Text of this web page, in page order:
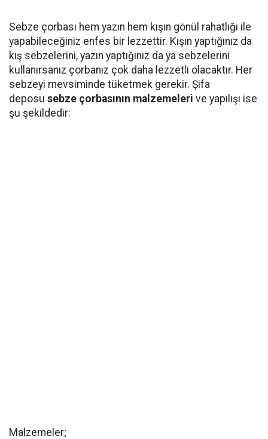
Sebze çorbası hem yazın hem kışın gönül rahatlığı ile
yapabileceğiniz enfes bir lezzettir. Kışın yaptığınız da
kış sebzelerini, yazın yaptığınız da ya sebzelerini
kullanırsanız çorbanız çok daha lezzetli olacaktır. Her
sebzeyi mevsiminde tüketmek gerekir. Şifa
deposu sebze çorbasının malzemeleri ve yapılışı ise
şu şekildedir:
Malzemeler;